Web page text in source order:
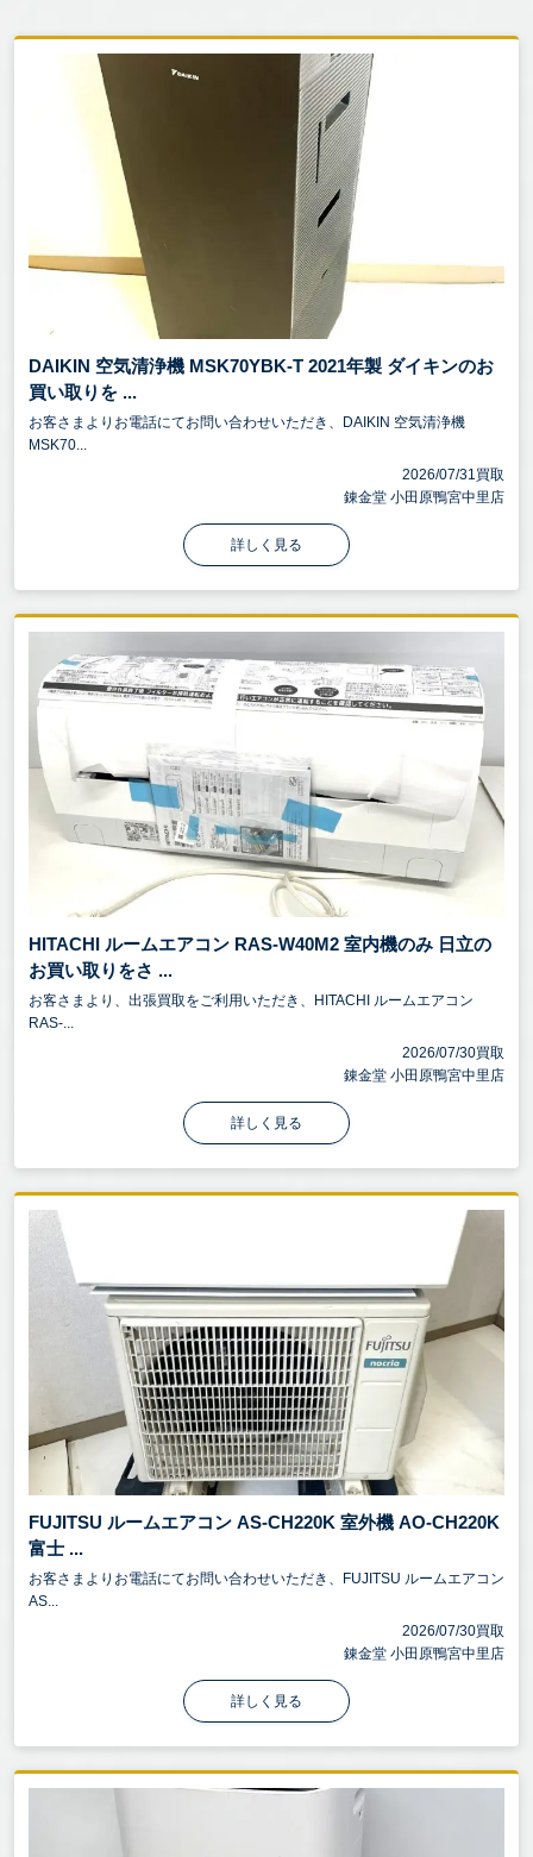
DAIKIN 空気清浄機 MSK70YBK-T 2021年製 ダイキンのお
買い取りを ...
お客さまよりお電話にてお問い合わせいただき、DAIKIN 空気清浄機
MSK70...
2026/07/31買取
錬金堂 小田原鴨宮中里店
詳しく見る
HITACHI ルームエアコン RAS-W40M2 室内機のみ 日立の
お買い取りをさ ...
お客さまより、出張買取をご利用いただき、HITACHI ルームエアコン
RAS-...
2026/07/30買取
錬金堂 小田原鴨宮中里店
詳しく見る
FUJITSU ルームエアコン AS-CH220K 室外機 AO-CH220K
富士 ...
お客さまよりお電話にてお問い合わせいただき、FUJITSU ルームエアコン
AS...
2026/07/30買取
錬金堂 小田原鴨宮中里店
詳しく見る